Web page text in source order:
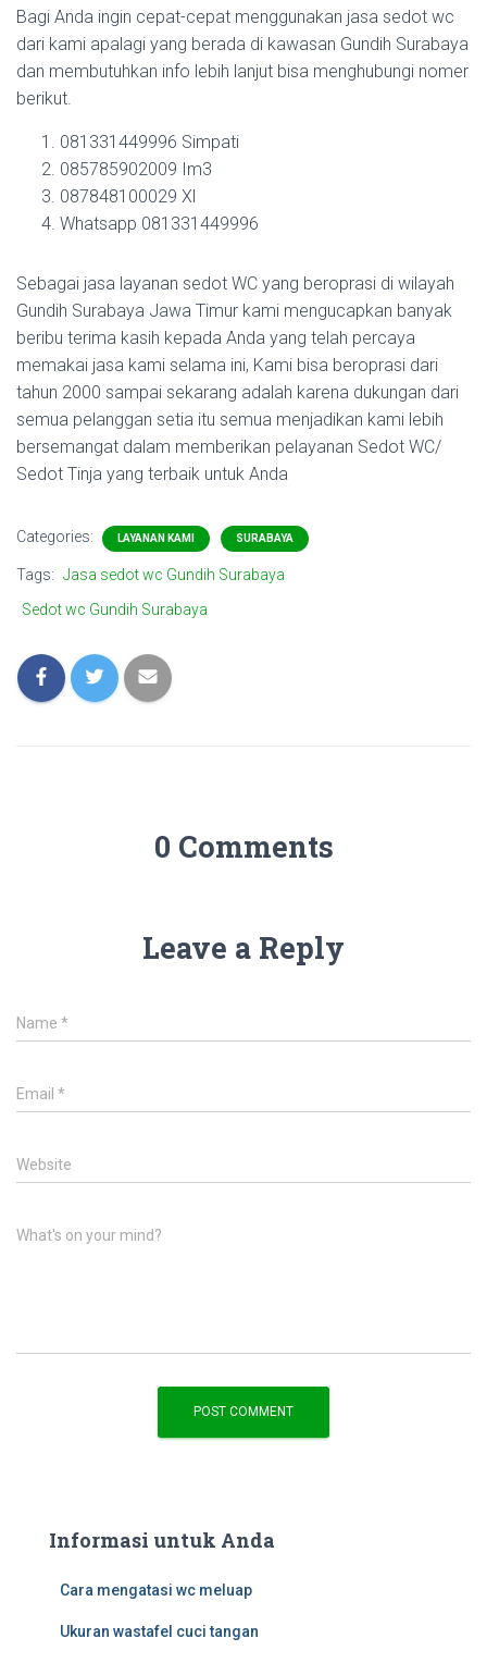
Bagi Anda ingin cepat-cepat menggunakan jasa sedot wc
dari kami apalagi yang berada di kawasan Gundih Surabaya
dan membutuhkan info lebih lanjut bisa menghubungi nomer
berikut.
081331449996 Simpati
085785902009 Im3
087848100029 Xl
Whatsapp 081331449996
Sebagai jasa layanan sedot WC yang beroprasi di wilayah
Gundih Surabaya Jawa Timur kami mengucapkan banyak
beribu terima kasih kepada Anda yang telah percaya
memakai jasa kami selama ini, Kami bisa beroprasi dari
tahun 2000 sampai sekarang adalah karena dukungan dari
semua pelanggan setia itu semua menjadikan kami lebih
bersemangat dalam memberikan pelayanan Sedot WC/
Sedot Tinja yang terbaik untuk Anda
Categories: LAYANAN KAMI SURABAYA
Tags: Jasa sedot wc Gundih Surabaya
Sedot wc Gundih Surabaya
0 Comments
Leave a Reply
Name *
Email *
Website
What's on your mind?
Informasi untuk Anda
Cara mengatasi wc meluap
Ukuran wastafel cuci tangan